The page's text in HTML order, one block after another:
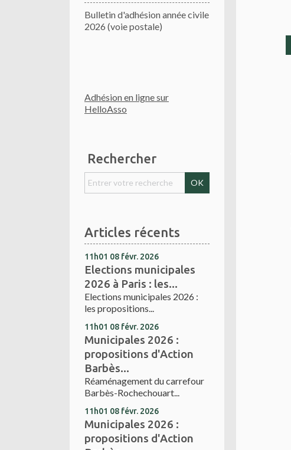
Bulletin d'adhésion année civile
2026 (voie postale)
Adhésion en ligne sur
HelloAsso
Rechercher
Articles récents
11h01 08 févr. 2026
Elections municipales
2026 à Paris : les...
Elections municipales 2026 :
les propositions...
11h01 08 févr. 2026
Municipales 2026 :
propositions d'Action
Barbès...
Réaménagement du carrefour
Barbès-Rochechouart...
11h01 08 févr. 2026
Municipales 2026 :
propositions d'Action